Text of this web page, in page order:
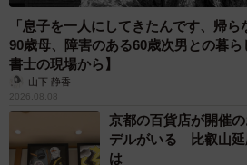
「息子を一人にしてきたんです、帰
90歳母、障害のある60歳次男との暮
書士の現場から】
山下 静香
2026.08.08
京都の百貨店が開催
デルがいる 比叡山延
は